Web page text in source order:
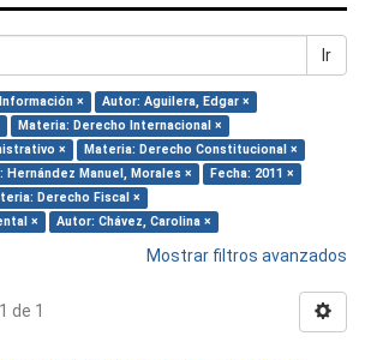
Ir
×
Autor: Aguilera, Edgar ×
Materia: Derecho Internacional ×
×
Materia: Derecho Constitucional ×
Hernández Manuel, Morales ×
Fecha: 2011 ×
Derecho Fiscal ×
×
Autor: Chávez, Carolina ×
Mostrar filtros avanzados
de 1